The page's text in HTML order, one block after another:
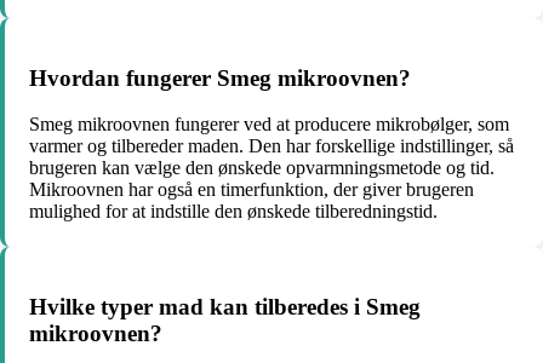
Hvordan fungerer Smeg mikroovnen?
Smeg mikroovnen fungerer ved at producere mikrobølger, som
varmer og tilbereder maden. Den har forskellige indstillinger, så
brugeren kan vælge den ønskede opvarmningsmetode og tid.
Mikroovnen har også en timerfunktion, der giver brugeren
mulighed for at indstille den ønskede tilberedningstid.
Hvilke typer mad kan tilberedes i Smeg
mikroovnen?